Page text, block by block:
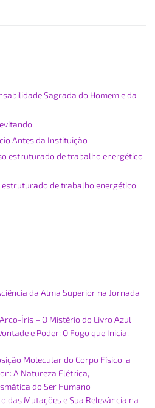
Sagrada do Homem e da
Antes da Instituição
estruturado de trabalho energético
de trabalho energético
da Alma Superior na Jornada
Íris – O Mistério do Livro Azul
e Poder: O Fogo que Inicia,
Molecular do Corpo Físico, a
A Natureza Elétrica,
do Ser Humano
das Mutações e Sua Relevância na